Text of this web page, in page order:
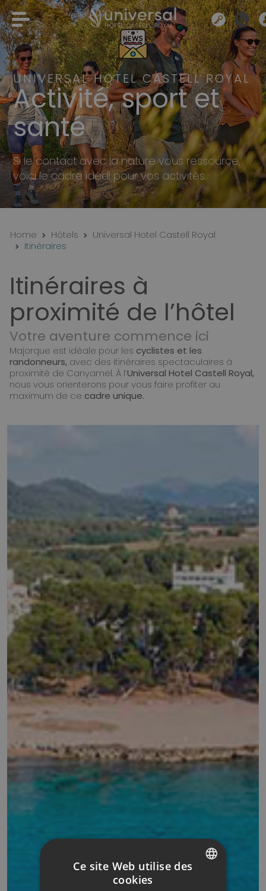
UNIVERSAL HOTEL CASTELL ROYAL
Activité, sport et
santé
Si le contact avec la nature vous ressource,
voici le cadre idéal pour vos activités.
Home Hôtels
Universal Hotel Castell Royal
Itinéraires
Itinéraires à
proximité de l’hôtel
Votre aventure commence ici
Majorque est idéale pour les cyclistes et les
randonneurs, avec des itinéraires spectaculaires à
proximité de Canyamel. À l’Universal Hotel Castell Royal,
nous vous orienterons pour vous faire profiter au
maximum de ce cadre unique.
Ce site Web utilise des
cookies